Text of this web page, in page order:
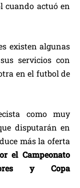
cuando actuó en
existen algunas
servicios con
en el futbol de
como muy
disputarán en
más la oferta
el Campeonato
y Copa